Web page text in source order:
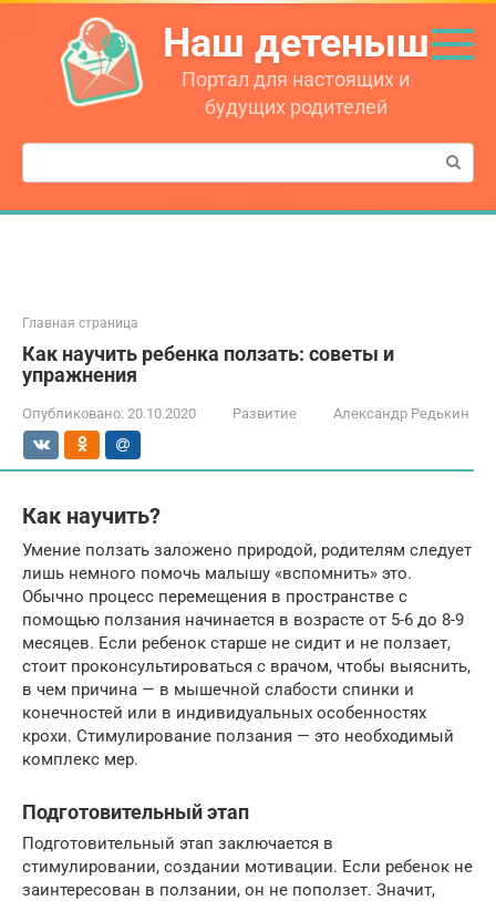
Перейти
контенту
Наш детеныш
Портал для настоящих и
будущих родителей
Поиск:
Главная страница
Как научить ребенка ползать: советы и
упражнения
Опубликовано: 20.10.2020 Развитие Александр Редькин
Как научить?
Умение ползать заложено природой, родителям следует
лишь немного помочь малышу «вспомнить» это.
Обычно процесс перемещения в пространстве с
помощью ползания начинается в возрасте от 5-6 до 8-9
месяцев. Если ребенок старше не сидит и не ползает,
стоит проконсультироваться с врачом, чтобы выяснить,
в чем причина — в мышечной слабости спинки и
конечностей или в индивидуальных особенностях
крохи. Стимулирование ползания — это необходимый
комплекс мер.
Подготовительный этап
Подготовительный этап заключается в
стимулировании, создании мотивации. Если ребенок не
заинтересован в ползании, он не поползет. Значит,